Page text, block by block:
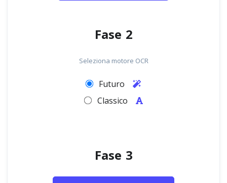
Fase 2
Seleziona motore OCR
Futuro
Classico
Fase 3